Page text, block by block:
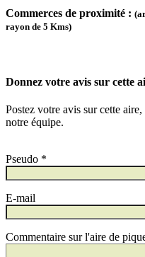
Commerces de proximité :
rayon de 5 Kms)
Donnez votre avis sur cette
Postez votre avis sur cette
notre équipe.
Pseudo *
E-mail
Commentaire sur l'aire de